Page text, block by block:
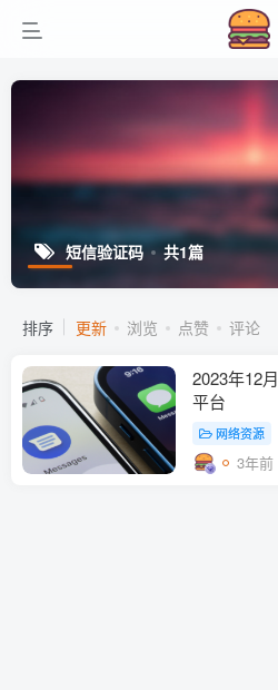
短信验证码 共1篇
排序 更新 浏览 点赞 评论
2023年12
平台
网络资源
3年前